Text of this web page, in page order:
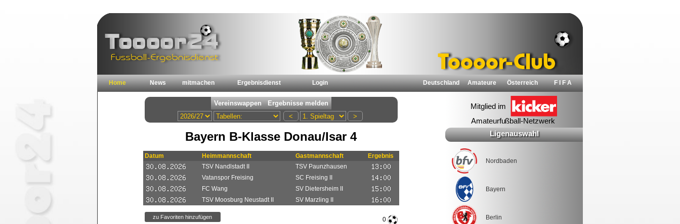
Home News mitmachen Ergebnisdienst Login Deutschland Amateure Österreich F I F A
Bayern B-Klasse Donau/Isar 4
Datum Heimmannschaft Gastmannschaft
Ergebnis
TSV Nandlstadt II
TSV Paunzhausen
Vatanspor Freising
SC Freising II
FC Wang
SV Dietersheim II
TSV Moosburg Neustadt II
SV Marzling II
0
Ligenauswahl
Nordbaden
Bayern
Berlin